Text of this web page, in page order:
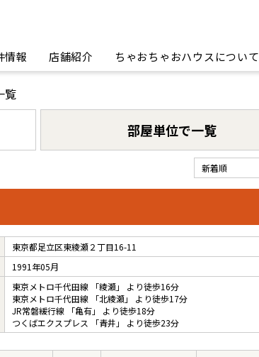
情報
店舗紹介 ちゃおちゃおハウスについて
覧
部屋単位で一覧
東京都足立区東綾瀬２丁目16-11
1991年05月
東京メトロ千代田線 「綾瀬」 より徒歩16分
東京メトロ千代田線 「北綾瀬」 より徒歩17分
JR常磐緩行線 「亀有」 より徒歩18分
つくばエクスプレス
「青井 」 より徒歩23分